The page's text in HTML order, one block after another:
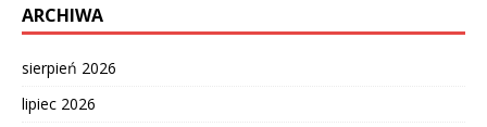
ARCHIWA
sierpień 2026
lipiec 2026